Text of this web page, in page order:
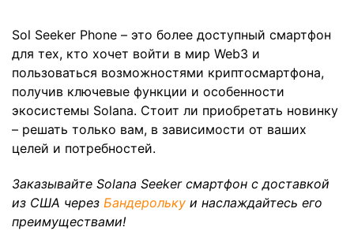
Sol Seeker Phone – это более доступный смартфон
для тех, кто хочет войти в мир Web3 и
пользоваться возможностями криптосмартфона,
получив ключевые функции и особенности
экосистемы Solana. Стоит ли приобретать новинку
– решать только вам, в зависимости от ваших
целей и потребностей.
Заказывайте Solana Seeker смартфон с доставкой
из США через Бандерольку и наслаждайтесь его
преимуществами!